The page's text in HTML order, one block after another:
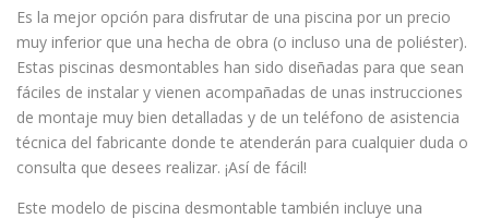
Es la mejor opción para disfrutar de una piscina por un precio
muy inferior que una hecha de obra (o incluso una de poliéster).
Estas piscinas desmontables han sido diseñadas para que sean
fáciles de instalar y vienen acompañadas de unas instrucciones
de montaje muy bien detalladas y de un teléfono de asistencia
técnica del fabricante donde te atenderán para cualquier duda o
consulta que desees realizar. ¡Así de fácil!
Este modelo de piscina desmontable también incluye una